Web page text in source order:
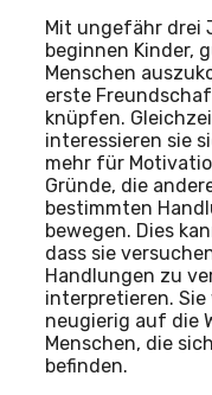
Mit ungefähr drei
beginnen Kinder,
Menschen
erste
knüpfen.
interessieren sie
mehr für
Gründe, die
bestimmten
bewegen. Dies
dass sie
Handlungen zu
interpretieren. Sie
neugierig auf die
Menschen, die
befinden.